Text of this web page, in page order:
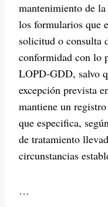
mantenimiento de
los formularios que
solicitud o consulta
conformidad con lo
LOPD-GDD, salvo
excepción prevista
mantiene un
que especifica,
de tratamiento
circunstancias
…